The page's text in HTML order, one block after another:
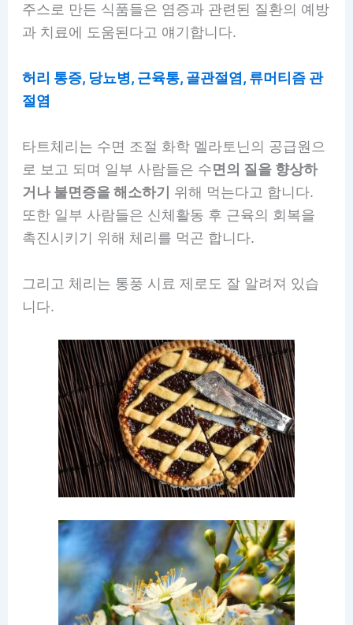
주스로 만든 식품들은 염증과 관련된 질환의 예방
과 치료에 도움된다고 얘기합니다.
허리 통증, 당뇨병, 근육통, 골관절염, 류머티즘 관
절염
타트체리는 수면 조절 화학 멜라토닌의 공급원으
로 보고 되며 일부 사람들은 수면의 질을 향상하
거나 불면증을 해소하기 위해 먹는다고 합니다.
또한 일부 사람들은 신체활동 후 근육의 회복을
촉진시키기 위해 체리를 먹곤 합니다.
그리고 체리는 통풍 시료 제로도 잘 알려져 있습
니다.